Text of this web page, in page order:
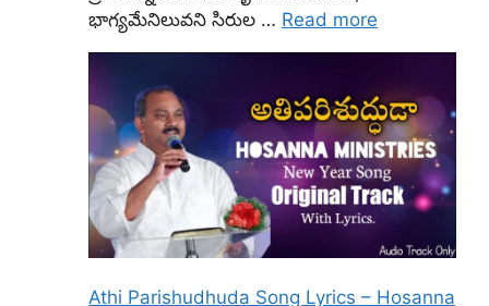
భాగ్యమేనిలువని సిరుల … Read more
Athi Parishudhuda Song Lyrics – Hosanna